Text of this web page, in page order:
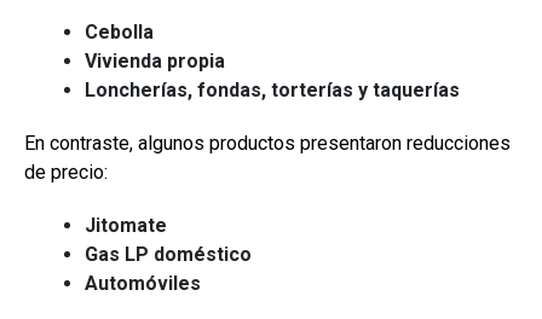
Cebolla
Vivienda propia
Loncherías, fondas, torterías y taquerías
En contraste, algunos productos presentaron reducciones
de precio:
Jitomate
Gas LP doméstico
Automóviles